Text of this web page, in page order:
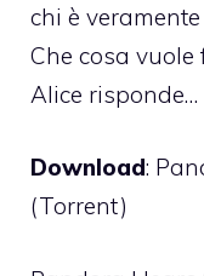
chi è
Che cosa
Alice risponde…
Download:
(Torrent)